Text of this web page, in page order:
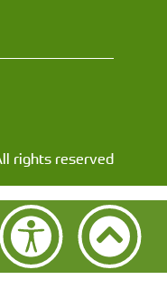
rights reserved